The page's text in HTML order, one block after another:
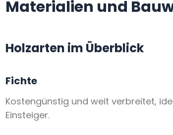
Materialien und
Holzarten im Überblick
Fichte
Kostengünstig und weit verbreitet,
Einsteiger.